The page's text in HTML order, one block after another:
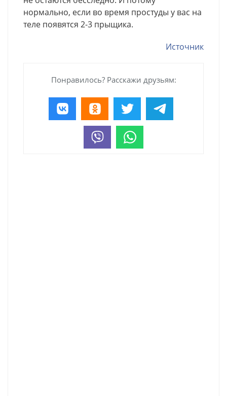
нормально, если во время простуды у вас на
теле появятся 2-3 прыщика.
Источник
Понравилось? Расскажи друзьям: